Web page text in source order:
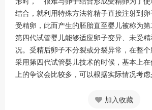
结合，就利用特殊方法将精子直接注射到
受精卵，此而产生的胚胎直至婴儿被称为第
第四代试管婴儿能够适应卵子变异、未受
况。受精后卵子不分裂或分裂异常，在整个
采用第四代试管婴儿技术的时候，基本上
上的争议会比较多，可以根据实际情况考虑
加入收藏